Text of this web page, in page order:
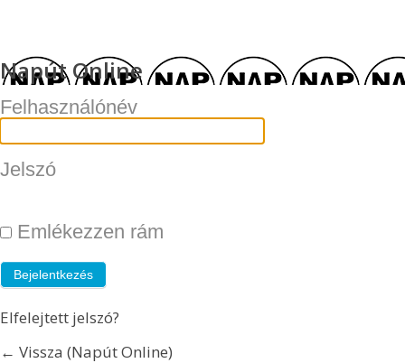
Napút Online
Felhasználónév
Jelszó
Emlékezzen rám
Elfelejtett jelszó?
← Vissza (Napút Online)